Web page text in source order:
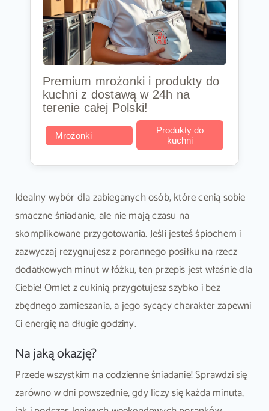
Premium mrożonki i produkty do
kuchni z dostawą w 24h na
terenie całej Polski!
Mrożonki
Produkty do
kuchni
Idealny wybór dla zabieganych osób, które cenią sobie
smaczne śniadanie, ale nie mają czasu na
skomplikowane przygotowania. Jeśli jesteś śpiochem i
zazwyczaj rezygnujesz z porannego posiłku na rzecz
dodatkowych minut w łóżku, ten przepis jest właśnie dla
Ciebie! Omlet z cukinią przygotujesz szybko i bez
zbędnego zamieszania, a jego sycący charakter zapewni
Ci energię na długie godziny.
Na jaką okazję?
Przede wszystkim na codzienne śniadanie! Sprawdzi się
zarówno w dni powszednie, gdy liczy się każda minuta,